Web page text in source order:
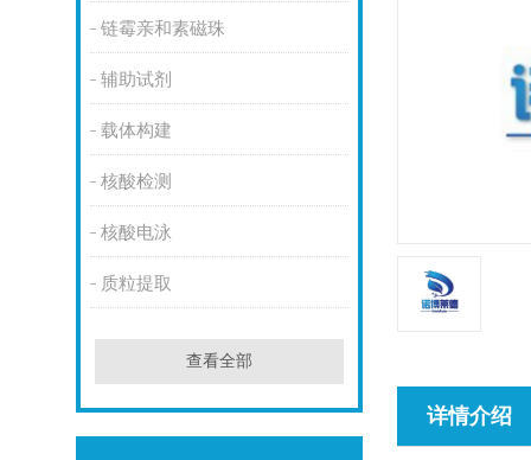
链霉亲和素磁珠
辅助试剂
载体构建
核酸检测
核酸电泳
质粒提取
查看全部
详情介绍